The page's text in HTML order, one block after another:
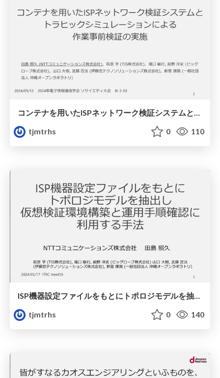
tjmtrhs
0 110
ISP機器設定ファイルをもとにトポロジモデルを抽出し仮想検証環境構築と運用手順確認に利用する手法
tjmtrhs
0 140